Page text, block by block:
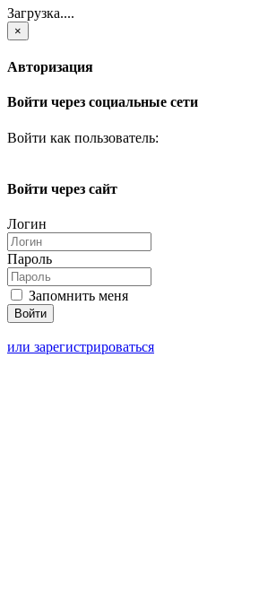
Загрузка....
×
Авторизация
Войти через социальные сети
Войти как пользователь:
Войти через сайт
Логин
Пароль
Запомнить меня
или зарегистрироваться